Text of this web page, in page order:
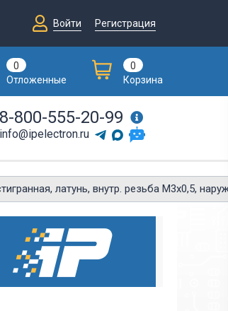
Войти Регистрация
0
Отложенные
0
Корзина
8-800-555-20-99
info@ipelectron.ru
латунь, внутр. резьба М3х0,5,